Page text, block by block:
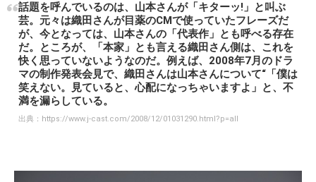
話題を呼んでいるのは、山本さんが「キターッ!」と叫ぶ
芸。元々は織田さんが目薬のCMで使っていたフレーズだ
が、今となっては、山本さんの「代表作」とも呼べる存在
だ。ところが、「本家」とも言える織田さん側は、これを
快く思っていないようなのだ。例えば、2008年7月のドラ
マの制作発表会見で、織田さんは山本さんについて“「僕は
笑えない。見ていると、心配になっちゃいますよ」と、不
満を漏らしている。
出典： https://www.j-cast.com/2008/12/01031290.html?p=all